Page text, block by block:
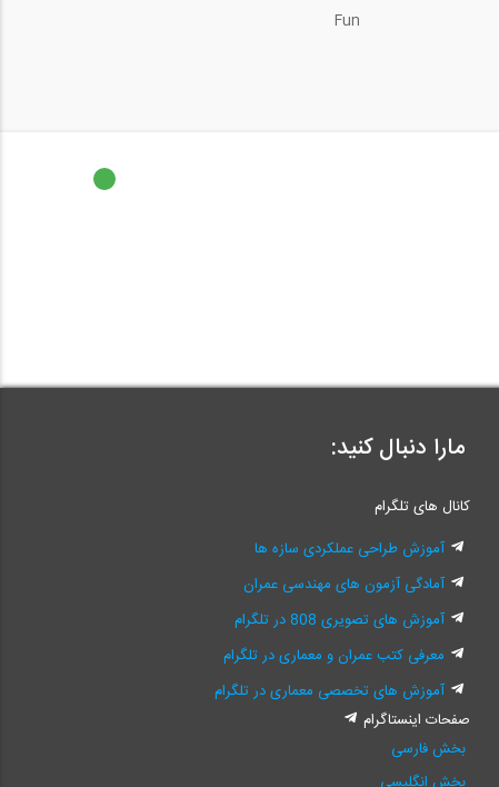
Fun
مارا دنبال کنید:
کانال های تلگرام
آموزش طراحی عملکردی سازه ها
آمادگی آزمون های مهندسی عمران
آموزش های تصویری 808 در تلگرام
معرفی کتب عمران و معماری در تلگرام
آموزش های تخصصی معماری در تلگرام
صفحات اینستاگرام
بخش فارسی